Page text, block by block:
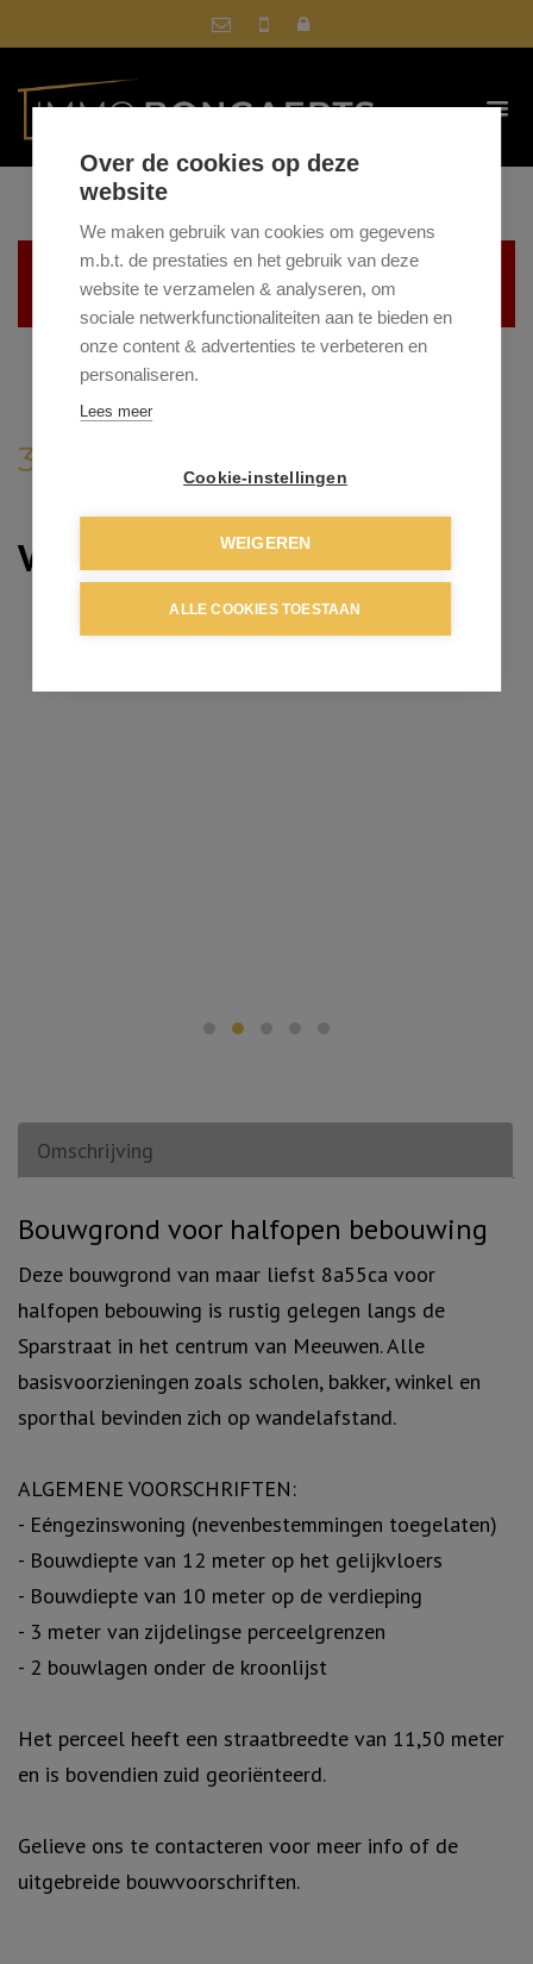
Helaas, dit pand is verkocht
3670 OUDSBERGEN
Verkocht
Omschrijving
Omschrijving
Bouwgrond voor halfopen bebouwing
Deze bouwgrond van maar liefst 8a55ca voor
halfopen bebouwing is rustig gelegen langs de
Sparstraat in het centrum van Meeuwen. Alle
basisvoorzieningen zoals scholen, bakker, winkel en
sporthal bevinden zich op wandelafstand.
ALGEMENE VOORSCHRIFTEN:
- Eéngezinswoning (nevenbestemmingen toegelaten)
- Bouwdiepte van 12 meter op het gelijkvloers
- Bouwdiepte van 10 meter op de verdieping
- 3 meter van zijdelingse perceelgrenzen
- 2 bouwlagen onder de kroonlijst
Het perceel heeft een straatbreedte van 11,50 meter
en is bovendien zuid georiënteerd.
Gelieve ons te contacteren voor meer info of de
uitgebreide bouwvoorschriften.
Over de cookies op deze
website
We maken gebruik van cookies om gegevens
m.b.t. de prestaties en het gebruik van deze
website te verzamelen & analyseren, om
sociale netwerkfunctionaliteiten aan te bieden en
onze content & advertenties te verbeteren en
personaliseren.
Lees meer
Cookie-instellingen
WEIGEREN
ALLE COOKIES TOESTAAN